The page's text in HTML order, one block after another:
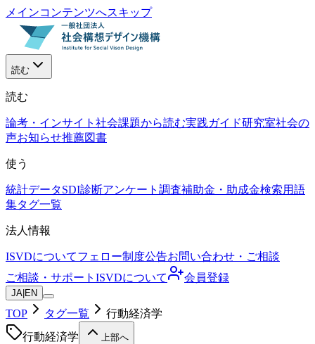
メインコンテンツへスキップ
読む
読む
論考・インサイト 社会課題から読む実践ガイド研究室社会の
声お知らせ推薦図書
使う
統計データSDI診断アンケート調査補助金・助成金検索用語
集タグ一覧
法人情報
ISVDについてフェロー制度公告お問い合わせ・ご相談
ご相談・サポート ISVDについて 会員登録
JA EN
TOP タグ一覧
行動経済学
行動経済学
上部へ